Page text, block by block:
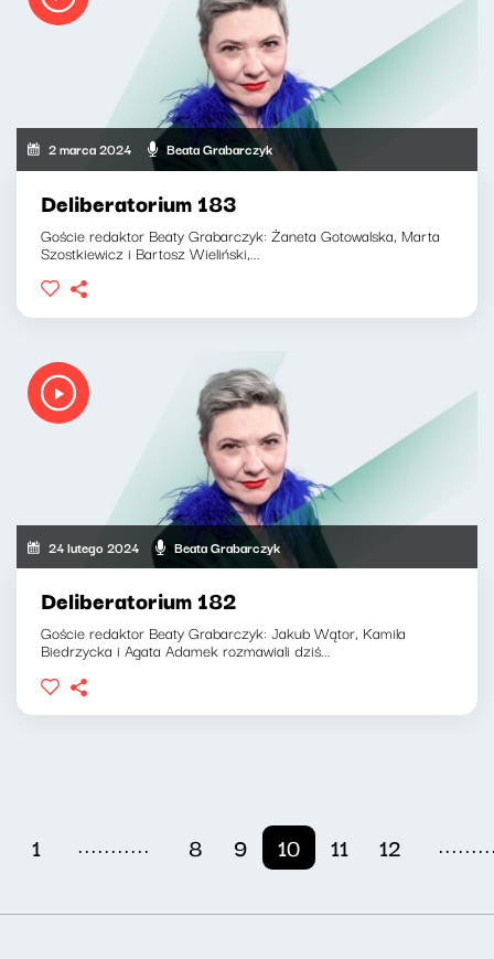
2 marca 2024 Beata Grabarczyk
Deliberatorium 183
Goście redaktor Beaty Grabarczyk: Żaneta Gotowalska, Marta
Szostkiewicz i Bartosz Wieliński,...
24 lutego 2024 Beata Grabarczyk
Deliberatorium 182
Goście redaktor Beaty Grabarczyk: Jakub Wątor, Kamila
Biedrzycka i Agata Adamek rozmawiali dziś...
1 ........... 8 9 10 11 12